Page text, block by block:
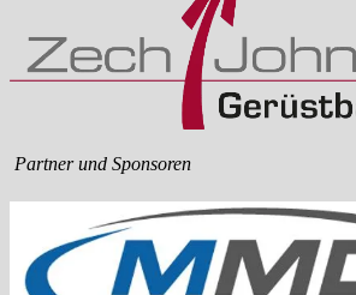
Partner und Sponsoren